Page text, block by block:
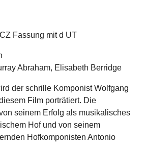
Fassung mit d UT
Abraham, Elisabeth Berridge
der schrille Komponist Wolfgang
Film porträtiert. Die
seinem Erfolg als musikalisches
Hof und von seinem
Hofkomponisten Antonio